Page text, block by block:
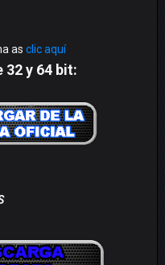
as clic aquí
32 y 64 bit: